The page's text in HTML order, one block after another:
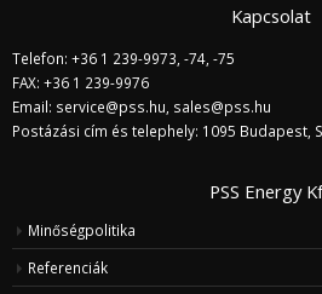
Kapcsolat
Telefon: +36 1 239-9973, -74, -75
FAX: +36 1 239-9976
Email: service@pss.hu sales@pss.hu
Postázási cím és telephely: 1095 Budapest,
PSS Energy
Minőségpolitika
Referenciák